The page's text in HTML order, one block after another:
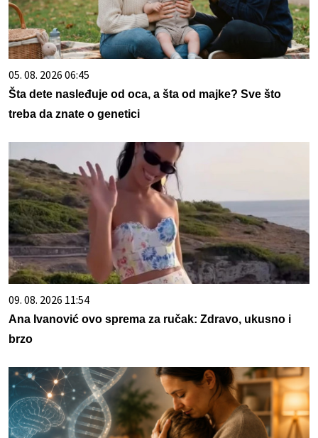
05. 08. 2026 06:45
Šta dete nasleđuje od oca, a šta od majke? Sve što
treba da znate o genetici
09. 08. 2026 11:54
Ana Ivanović ovo sprema za ručak: Zdravo, ukusno i
brzo